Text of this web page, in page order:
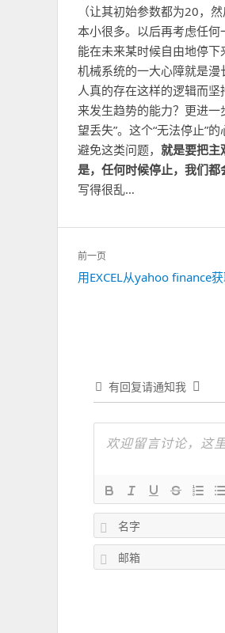
（让其初始参数都为20，
本小很多。以后再考虑任
能在未来某时候自由地停下
机械系统的一大心障就是
人真的存在这样的逻辑而
来发生趋势的能力？更进
望丢失”。这个“无法停止”
避免这类问题， 就是要把主
是，任何时候停止，我们
写得很乱…
文
章
导
前一页
上
用EXCEL从yahoo finance
有回复请通知我